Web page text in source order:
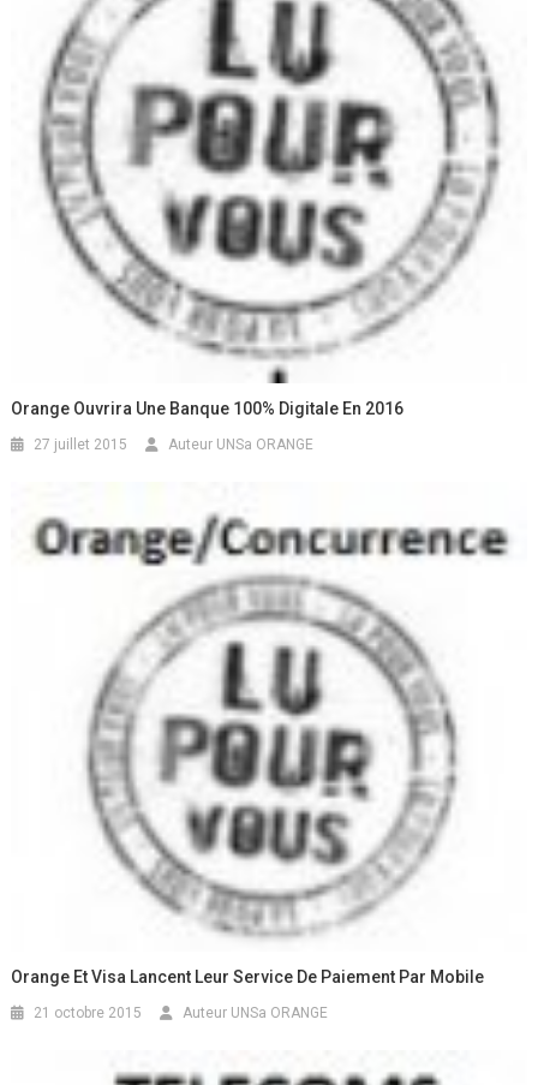
Orange Ouvrira Une Banque 100% Digitale En 2016
27 juillet 2015 Auteur UNSa ORANGE
Orange Et Visa Lancent Leur Service De Paiement Par Mobile
21 octobre 2015 Auteur UNSa ORANGE